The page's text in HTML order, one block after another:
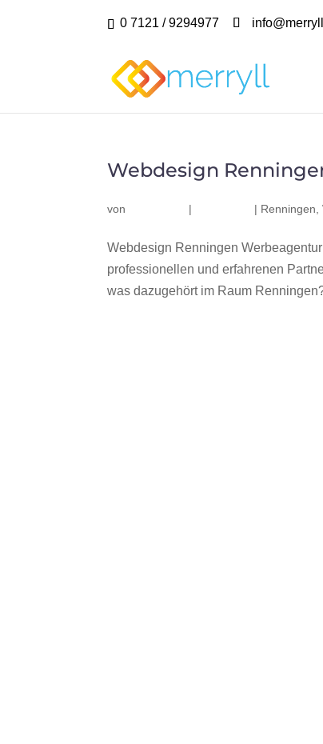
0 7121 / 9294977
Webdesign
von | | Renningen ,
Webdesign Renningen
professionellen und erfahrenen
was dazugehört im Raum